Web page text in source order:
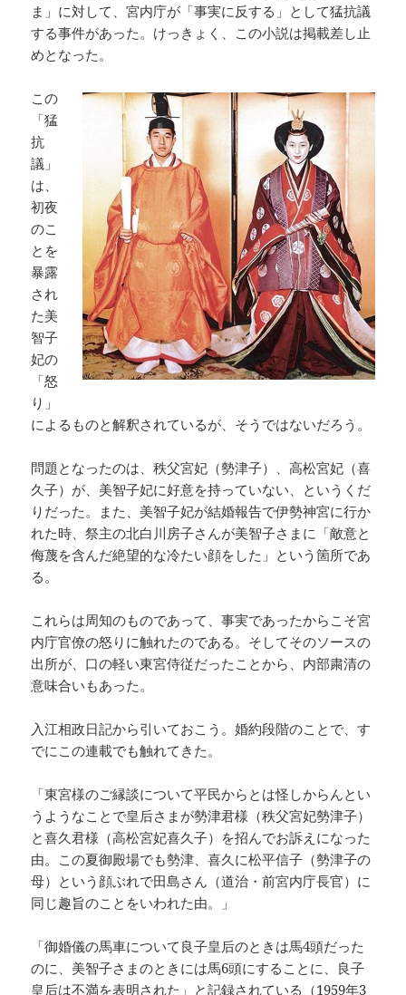
ま」に対して、宮内庁が「事実に反する」として猛抗議
する事件があった。けっきょく、この小説は掲載差し止
めとなった。
この
「猛
抗
議」
は、
初夜
のこ
とを
暴露
され
た美
智子
妃の
「怒
り」
によるものと解釈されているが、そうではないだろう。
問題となったのは、秩父宮妃（勢津子）、高松宮妃（喜
久子）が、美智子妃に好意を持っていない、というくだ
りだった。また、美智子妃が結婚報告で伊勢神宮に行か
れた時、祭主の北白川房子さんが美智子さまに「敵意と
侮蔑を含んだ絶望的な冷たい顔をした」という箇所であ
る。
これらは周知のものであって、事実であったからこそ宮
内庁官僚の怒りに触れたのである。そしてそのソースの
出所が、口の軽い東宮侍従だったことから、内部粛清の
意味合いもあった。
入江相政日記から引いておこう。婚約段階のことで、す
でにこの連載でも触れてきた。
「東宮様のご縁談について平民からとは怪しからんとい
うようなことで皇后さまが勢津君様（秩父宮妃勢津子）
と喜久君様（高松宮妃喜久子）を招んでお訴えになった
由。この夏御殿場でも勢津、喜久に松平信子（勢津子の
母）という顔ぶれで田島さん（道治・前宮内庁長官）に
同じ趣旨のことをいわれた由。」
「御婚儀の馬車について良子皇后のときは馬4頭だった
のに、美智子さまのときには馬6頭にすることに、良子
皇后は不満を表明された」と記録されている（1959年3